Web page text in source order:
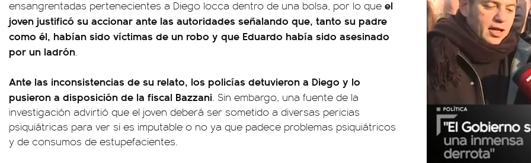
ensangrentadas pertenecientes a Diego Iocca dentro de una bolsa, por lo que el
joven justificó su accionar ante las autoridades señalando que, tanto su padre
como él, habían sido víctimas de un robo y que Eduardo había sido asesinado
por un ladrón.
Ante las inconsistencias de su relato, los policías detuvieron a Diego y lo
pusieron a disposición de la fiscal Bazzani. Sin embargo, una fuente de la
investigación advirtió que el joven deberá ser sometido a diversas pericias
psiquiátricas para ver si es imputable o no ya que padece problemas psiquiátricos
y de consumos de estupefacientes.